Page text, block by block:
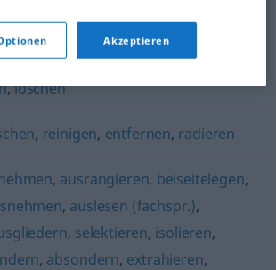
,löschen
, reinigen, entfernen, radieren
, ausrangieren, beiseitelegen,
, auslesen (fachspr.),
, selektieren, isolieren,
, absondern, extrahieren,
Akzeptieren